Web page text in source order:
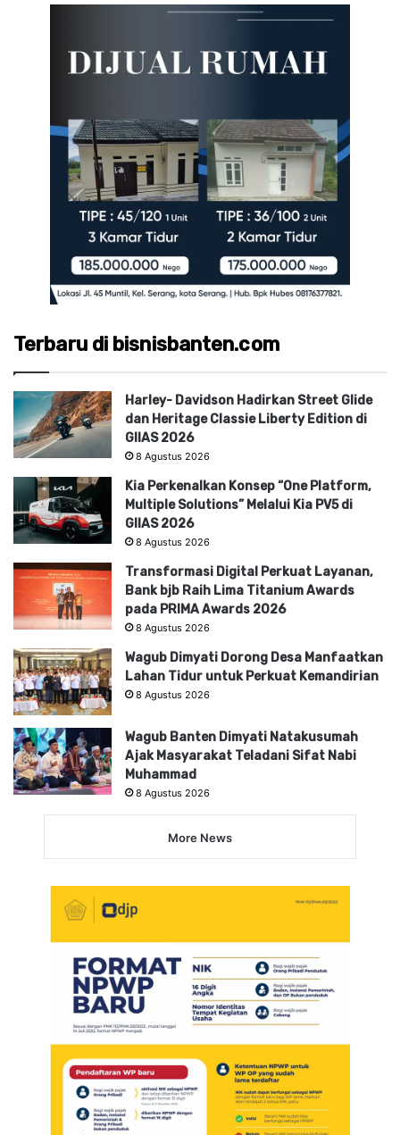
Terbaru di bisnisbanten.com
Harley- Davidson Hadirkan Street Glide
dan Heritage Classie Liberty Edition di
GIIAS 2026
8 Agustus 2026
Kia Perkenalkan Konsep “One Platform,
Multiple Solutions” Melalui Kia PV5 di
GIIAS 2026
8 Agustus 2026
Transformasi Digital Perkuat Layanan,
Bank bjb Raih Lima Titanium Awards
pada PRIMA Awards 2026
8 Agustus 2026
Wagub Dimyati Dorong Desa Manfaatkan
Lahan Tidur untuk Perkuat Kemandirian
8 Agustus 2026
Wagub Banten Dimyati Natakusumah
Ajak Masyarakat Teladani Sifat Nabi
Muhammad
8 Agustus 2026
More News